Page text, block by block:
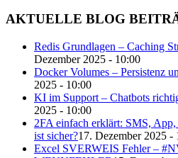
AKTUELLE BLOG
Redis Grundlagen – Caching
Dezember 2025 - 10:00
Docker Volumes – Persistenz
2025 - 10:00
KI im Support – Chatbots
2025 - 10:00
2FA einfach erklärt: SMS,
ist sicher?17. Dezember 2025 -
Excel SVERWEIS Fehler –